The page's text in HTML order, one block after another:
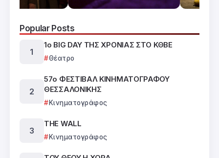
Popular Posts
1ο BIG DAY ΤΗΣ ΧΡΟΝΙΑΣ ΣΤΟ ΚΘΒΕ
Θέατρο
57ο ΦΕΣΤΙΒΑΛ ΚΙΝΗΜΑΤΟΓΡΑΦΟΥ
ΘΕΣΣΑΛΟΝΙΚΗΣ
Κινηματογράφος
THE WALL
Κινηματογράφος